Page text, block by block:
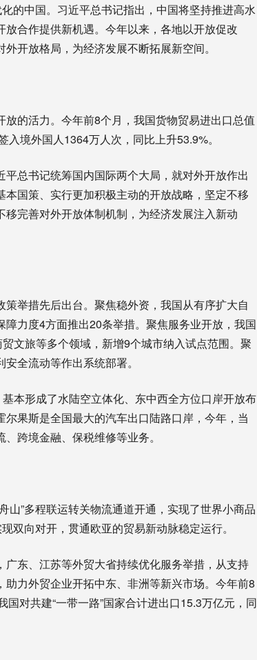
的中国。习近平总书记指出，中国将坚持推进高水
合作提供新机遇。今年以来，各地以开放促改
开放格局，为经济发展不断拓展新空间。
活力。今年前8个月，我国货物贸易进出口总值
境外国人1364万人次，同比上升53.9%。
书记统筹国内国际两个大局，就对外开放作出
国策、实行更加积极主动的开放战略，坚定不移
完善对外开放体制机制，为经济发展注入新动
措先后出台。聚焦稳外资，我国从有序扩大自
力度4方面推出20条举措。聚焦服务业开放，我国
文旅等多个领域，新增9个城市纳入试点范围。聚
全流动等作出系统部署。
形成了水陆空立体化、东中西全方位口岸开放布
果斯是全国最大的汽车出口陆路口岸，今年，当
跨境金融、保税维修等业务。
多程联运转关物流通道开通，实现了世界小商品
双向对开，贯通欧亚的贸易新动脉稳定运行。
、江苏等外贸大省持续优化服务举措，从支持
力外贸企业开拓中东、非洲等新兴市场。今年前8
对共建“一带一路”国家合计进出口15.3万亿元，同